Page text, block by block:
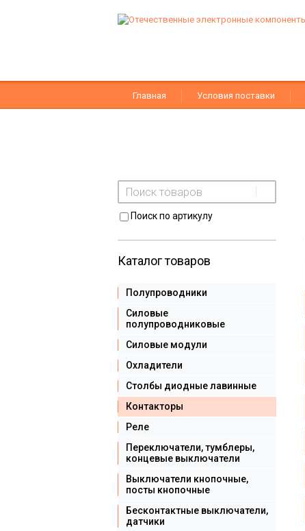
Главная Условия поставки
Поиск по артикулу
Каталог товаров
Полупроводники
Силовые
полупроводниковые
Силовые модули
Охладители
Столбы диодные лавинные
Контакторы
Реле
Переключатели, тумблеры,
концевые выключатели
Выключатели кнопочные,
посты кнопочные
Бесконтактные выключатели,
датчики